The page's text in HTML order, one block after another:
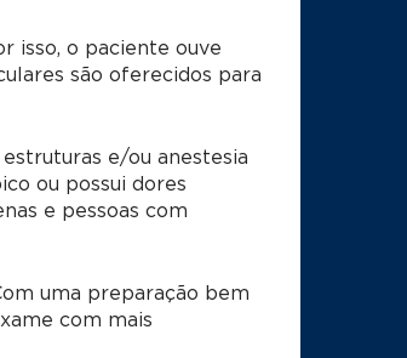
isso, o paciente ouve
são oferecidos para
e/ou anestesia
ou possui dores
e pessoas com
uma preparação bem
com mais